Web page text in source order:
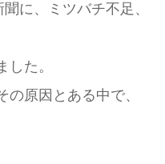
に、ミツバチ不足、
した。
原因とある中で、